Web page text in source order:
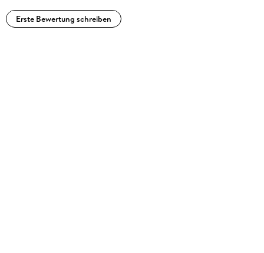
Erste Bewertung schreiben